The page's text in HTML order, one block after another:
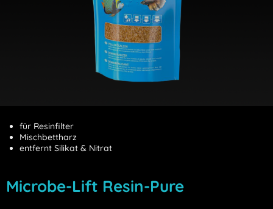
für Resinfilter
Mischbettharz
entfernt Silikat & Nitrat
Microbe-Lift Resin-Pure